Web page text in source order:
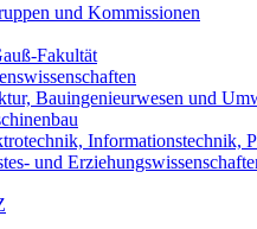
und Kommissionen
Fakultät
Bauingenieurwesen und
Informationstechnik,
und